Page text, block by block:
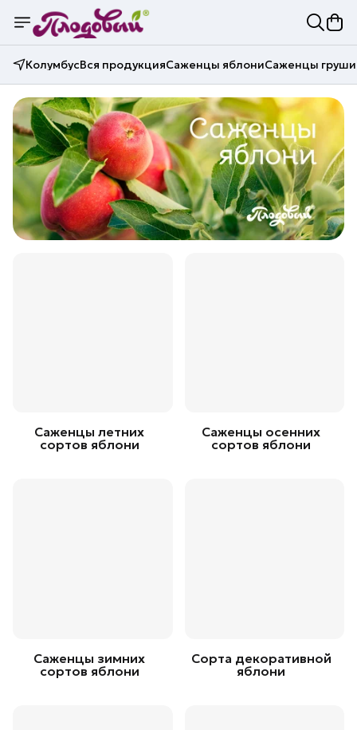
КолумбусВся продукцияСаженцы яблониСаженцы груши
Саженцы летних
сортов яблони
Саженцы осенних
сортов яблони
Саженцы зимних
сортов яблони
Сорта декоративной
яблони